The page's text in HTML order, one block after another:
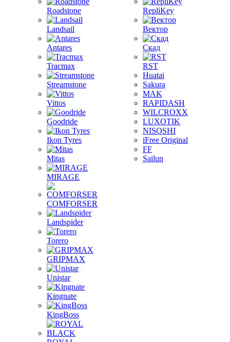
Roadstone
Landsail
Antares
Tracmax
Streamstone
Vittos
Goodride
Ikon Tyres
Mitas
MIRAGE
COMFORSER
Landspider
Torero
GRIPMAX
Unistar
Kingnate
KingBoss
RepliKey
Вектор
Скад
RST
Huatai
Sakura
MAK
RAPIDASH
WILCROXX
LUXOTIK
NISOSHI
iFree Original
FF
Sailun